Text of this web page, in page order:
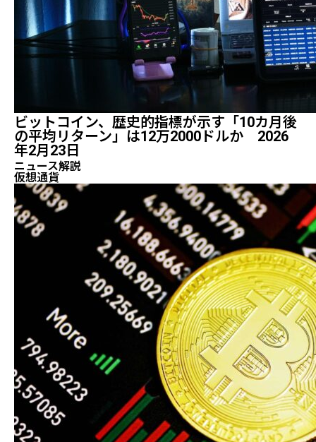
ビットコイン、歴史的指標が示す「10カ月後
の平均リターン」は12万2000ドルか 2026
年2月23日
ニュース解説
仮想通貨